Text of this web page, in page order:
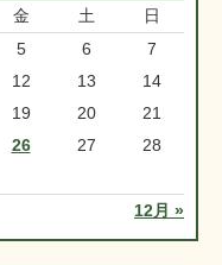
金 土 日
12月 »
5 6
7
12 13
14
19 20
21
26 27
28